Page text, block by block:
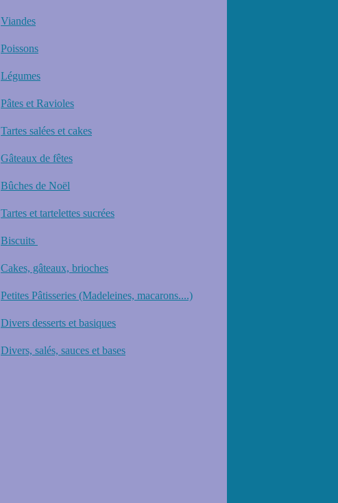
Viandes
Poissons
Légumes
Pâtes et Ravioles
Tartes salées et cakes
Gâteaux de fêtes
Bûches de Noël
Tartes et tartelettes sucrées
Biscuits
Cakes, gâteaux, brioches
Petites Pâtisseries (Madeleines, macarons....)
Divers desserts et basiques
Divers, salés, sauces et bases